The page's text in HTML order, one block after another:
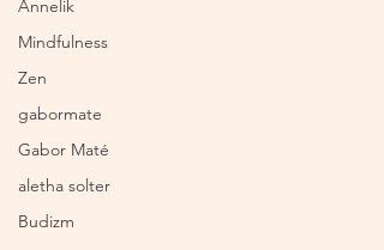
Annelik
Mindfulness
Zen
gabormate
Gabor Maté
aletha solter
Budizm